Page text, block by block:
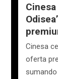
Cinesa
oferta